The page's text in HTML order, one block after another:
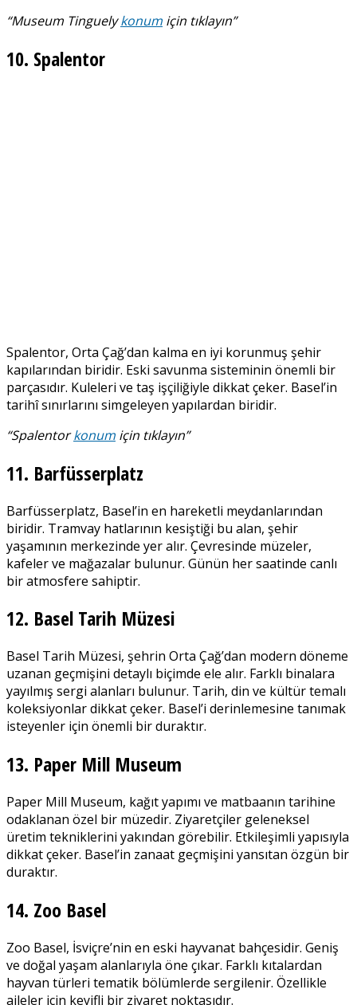
“Museum Tinguelykonum için tıklayın”
10. Spalentor
Spalentor, Orta Çağ’dan kalma en iyi korunmuş şehir
kapılarından biridir. Eski savunma sisteminin önemli bir
parçasıdır. Kuleleri ve taş işçiliğiyle dikkat çeker. Basel’in
tarihî sınırlarını simgeleyen yapılardan biridir.
“Spalentorkonum için tıklayın”
11. Barfüsserplatz
Barfüsserplatz, Basel’in en hareketli meydanlarından
biridir. Tramvay hatlarının kesiştiği bu alan, şehir
yaşamının merkezinde yer alır. Çevresinde müzeler,
kafeler ve mağazalar bulunur. Günün her saatinde canlı
bir atmosfere sahiptir.
12. Basel Tarih Müzesi
Basel Tarih Müzesi, şehrin Orta Çağ’dan modern döneme
uzanan geçmişini detaylı biçimde ele alır. Farklı binalara
yayılmış sergi alanları bulunur. Tarih, din ve kültür temalı
koleksiyonlar dikkat çeker. Basel’i derinlemesine tanımak
isteyenler için önemli bir duraktır.
13. Paper Mill Museum
Paper Mill Museum, kağıt yapımı ve matbaanın tarihine
odaklanan özel bir müzedir. Ziyaretçiler geleneksel
üretim tekniklerini yakından görebilir. Etkileşimli yapısıyla
dikkat çeker. Basel’in zanaat geçmişini yansıtan özgün bir
duraktır.
14. Zoo Basel
Zoo Basel, İsviçre’nin en eski hayvanat bahçesidir. Geniş
ve doğal yaşam alanlarıyla öne çıkar. Farklı kıtalardan
hayvan türleri tematik bölümlerde sergilenir. Özellikle
aileler için keyifli bir ziyaret noktasıdır.